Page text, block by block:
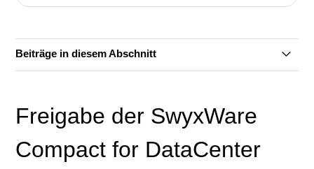
Beiträge in diesem Abschnitt
SwyxIt! 14.21 Release 3
Swyx 14.21
Freigabe der SwyxWare
Compact for DataCenter